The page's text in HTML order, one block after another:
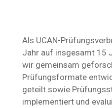
Als UCAN-
Jahr auf insgesamt 15
wir gemeinsam
Prüfungsformate
geteilt sowie
implementiert und